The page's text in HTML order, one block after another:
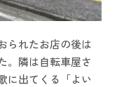
られたお店の後は
。隣は自転車屋さ
に出てくる「よい